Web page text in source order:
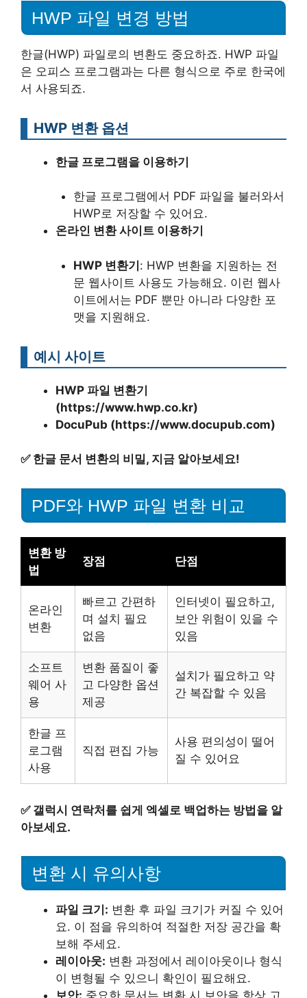
HWP 파일 변경 방법
한글(HWP) 파일로의 변환도 중요하죠. HWP 파일
은 오피스 프로그램과는 다른 형식으로 주로 한국에
서 사용되죠.
HWP 변환 옵션
한글 프로그램을 이용하기
한글 프로그램에서 PDF 파일을 불러와서
HWP로 저장할 수 있어요.
온라인 변환 사이트 이용하기
HWP 변환기: HWP 변환을 지원하는 전
문 웹사이트 사용도 가능해요. 이런 웹사
이트에서는 PDF 뿐만 아니라 다양한 포
맷을 지원해요.
예시 사이트
HWP 파일 변환기
(https://www.hwp.co.kr)
DocuPub (https://www.docupub.com)
✅ 한글 문서 변환의 비밀, 지금 알아보세요!
PDF와 HWP 파일 변환 비교
변환 방
법
장점 단점
온라인
변환
빠르고 간편하
며 설치 필요
없음
인터넷이 필요하고,
보안 위험이 있을 수
있음
소프트
웨어 사
용
변환 품질이 좋
고 다양한 옵션
제공
설치가 필요하고 약
간 복잡할 수 있음
한글 프
로그램
사용
직접 편집 가능
사용 편의성이 떨어
질 수 있어요
✅ 갤럭시 연락처를 쉽게 엑셀로 백업하는 방법을 알
아보세요.
변환 시 유의사항
파일 크기: 변환 후 파일 크기가 커질 수 있어
요. 이 점을 유의하여 적절한 저장 공간을 확
보해 주세요.
레이아웃: 변환 과정에서 레이아웃이나 형식
이 변형될 수 있으니 확인이 필요해요.